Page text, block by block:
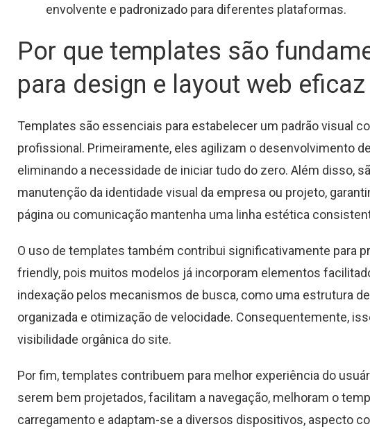
envolvente e padronizado para diferentes plataformas.
Por que templates são
para design e layout web eficaz
Templates são essenciais para estabelecer um padrão visual
profissional. Primeiramente, eles agilizam o desenvolvimento
eliminando a necessidade de iniciar tudo do zero. Além disso,
manutenção da identidade visual da empresa ou projeto,
página ou comunicação mantenha uma linha estética
O uso de templates também contribui significativamente para
friendly, pois muitos modelos já incorporam elementos
indexação pelos mecanismos de busca, como uma estrutura
organizada e otimização de velocidade. Consequentemente,
visibilidade orgânica do site.
Por fim, templates contribuem para melhor experiência do
serem bem projetados, facilitam a navegação, melhoram o
carregamento e adaptam-se a diversos dispositivos, aspecto